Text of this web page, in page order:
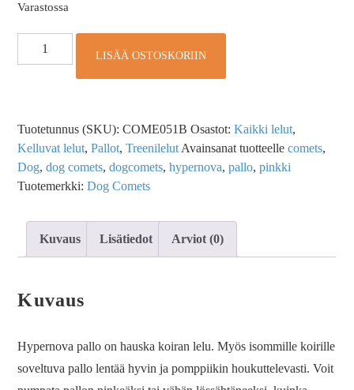
Varastossa
LISÄÄ OSTOSKORIIN
Tuotetunnus (SKU):COME051B Osastot:Kaikki lelut,
Kelluvat lelut,Pallot,Treenilelut Avainsanat tuotteellecomets,
Dog,dog comets,dogcomets,hypernova,pallo,pinkki
Tuotemerkki:Dog Comets
Kuvaus Lisätiedot Arviot (0)
Kuvaus
Hypernova pallo on hauska koiran lelu. Myös isommille koirille
soveltuva pallo lentää hyvin ja pomppiikin houkuttelevasti. Voit